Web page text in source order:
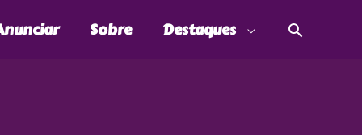
Sobre Destaques